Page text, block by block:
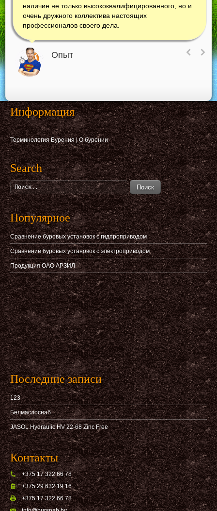
наличие не только высококвалифицированного, но и
очень дружного коллектива настоящих
профессионалов своего дела.
Опыт
Информация
Терминология Бурения|О бурении
Search
Поиск
Популярное
Сравнение буровых установок с гидпроприводом
Сравнение буровых установок с электроприводом
Продукция ОАО АРЗИЛ
Последние записи
123
Белмаслоснаб
JASOL Hydraulic HV 22-68 Zinc Free
Контакты
+375 17 322 66 78
+375 29 632 19 16
+375 17 322 66 78